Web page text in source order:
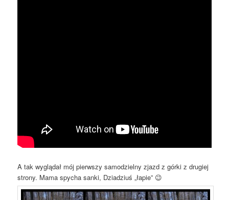
A tak wyglądał mój pierwszy samodzielny zjazd z górki z drugiej
strony. Mama spycha sanki, Dziadziuś „łapie” 😉